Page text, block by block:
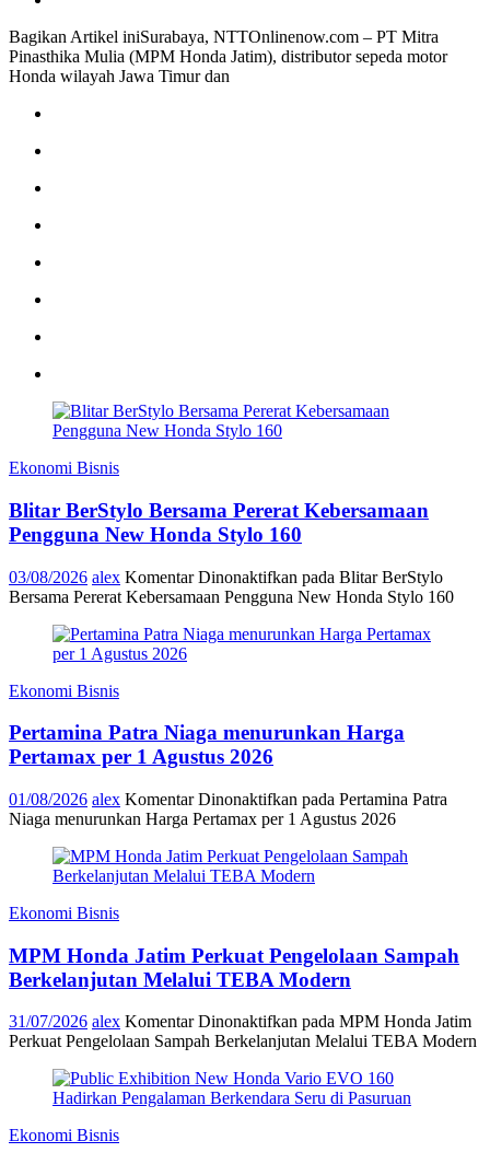
Bagikan Artikel iniSurabaya, NTTOnlinenow.com – PT Mitra
Pinasthika Mulia (MPM Honda Jatim), distributor sepeda motor
Honda wilayah Jawa Timur dan
Ekonomi Bisnis
Blitar BerStylo Bersama Pererat Kebersamaan
Pengguna New Honda Stylo 160
03/08/2026 alex Komentar Dinonaktifkan pada Blitar BerStylo
Bersama Pererat Kebersamaan Pengguna New Honda Stylo 160
Ekonomi Bisnis
Pertamina Patra Niaga menurunkan Harga
Pertamax per 1 Agustus 2026
01/08/2026 alex Komentar Dinonaktifkan pada Pertamina Patra
Niaga menurunkan Harga Pertamax per 1 Agustus 2026
Ekonomi Bisnis
MPM Honda Jatim Perkuat Pengelolaan Sampah
Berkelanjutan Melalui TEBA Modern
31/07/2026 alex Komentar Dinonaktifkan pada MPM Honda Jatim
Perkuat Pengelolaan Sampah Berkelanjutan Melalui TEBA Modern
Ekonomi Bisnis